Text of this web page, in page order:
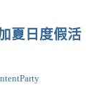
夏日度假活